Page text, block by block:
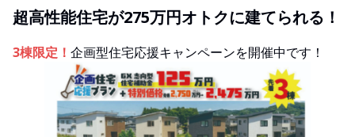
超高性能住宅が275万円オトクに建てられる！
3棟限定！ 企画型住宅応援キャンペーンを開催中です！